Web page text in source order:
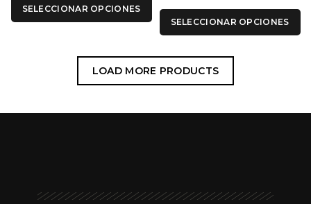
SELECCIONAR OPCIONES
SELECCIONAR OPCIONES
LOAD MORE PRODUCTS